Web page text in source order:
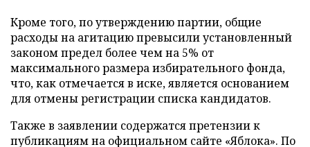
Кроме того, по утверждению партии, общие
расходы на агитацию превысили установленный
законом предел более чем на 5% от
максимального размера избирательного фонда,
что, как отмечается в иске, является основанием
для отмены регистрации списка кандидатов.
Также в заявлении содержатся претензии к
публикациям на официальном сайте «Яблока». По